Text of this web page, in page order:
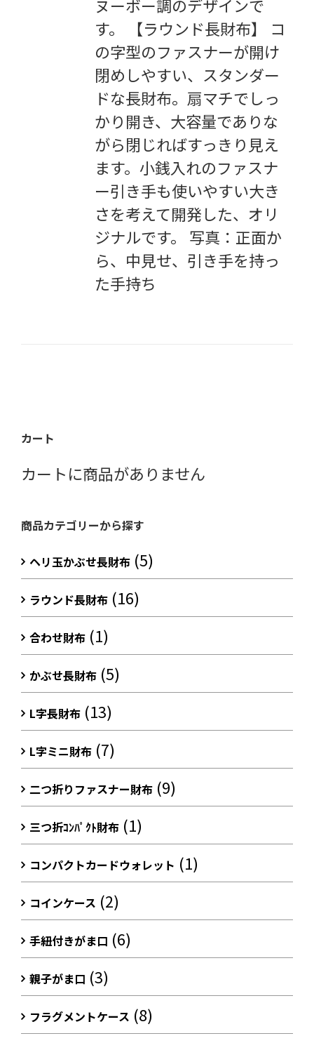
ヌーボー調のデザインで
す。 【ラウンド長財布】 コ
の字型のファスナーが開け
閉めしやすい、スタンダー
ドな長財布。扇マチでしっ
かり開き、大容量でありな
がら閉じればすっきり見え
ます。小銭入れのファスナ
ー引き手も使いやすい大き
さを考えて開発した、オリ
ジナルです。 写真：正面か
ら、中見せ、引き手を持っ
た手持ち
カート
カートに商品がありません
商品カテゴリーから探す
ヘリ玉かぶせ長財布 (5)
ラウンド長財布 (16)
合わせ財布 (1)
かぶせ長財布 (5)
L字長財布 (13)
L字ミニ財布 (7)
二つ折りファスナー財布 (9)
三つ折ｺﾝﾊﾟｸﾄ財布 (1)
コンパクトカードウォレット (1)
コインケース (2)
手紐付きがま口 (6)
親子がま口 (3)
フラグメントケース (8)